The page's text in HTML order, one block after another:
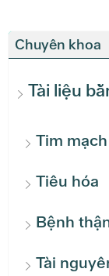
Chuyên khoa
Tài liệu
Tim mạch
Tiêu hóa
Bệnh
Tài